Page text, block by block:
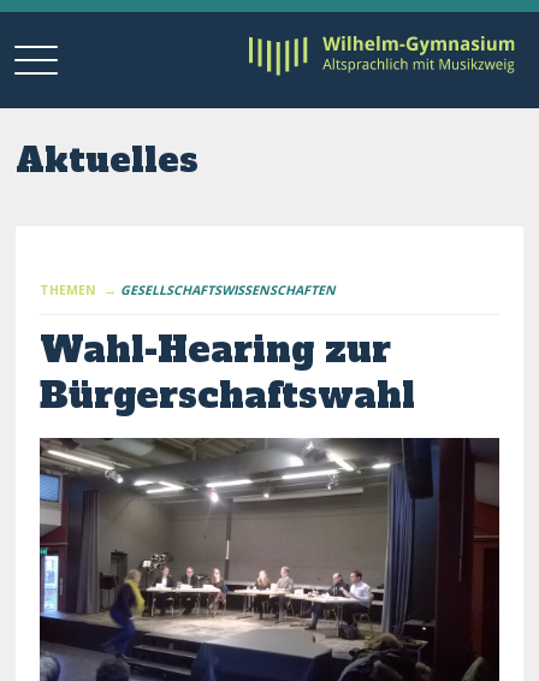
Aktuelles
THEMEN → GESELLSCHAFTSWISSENSCHAFTEN
Wahl-Hearing zur
Bürgerschaftswahl